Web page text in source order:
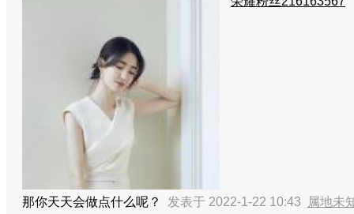
那你天天会做点什么呢？ 发表于 2022-1-22 10:43 属地未